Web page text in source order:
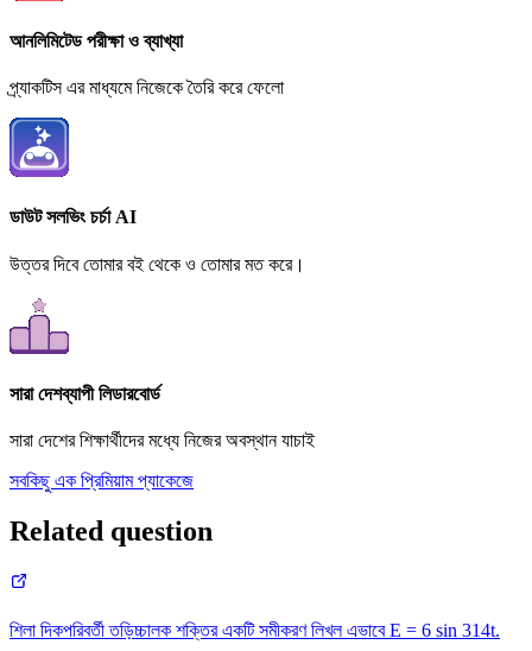
আনলিমিটেড পরীক্ষা ও ব্যাখ্যা
প্র্যাকটিস এর মাধ্যমে নিজেকে তৈরি করে ফেলো
ডাউট সলভিং চর্চা AI
উত্তর দিবে তোমার বই থেকে ও তোমার মত করে।
সারা দেশব্যাপী লিডারবোর্ড
সারা দেশের শিক্ষার্থীদের মধ্যে নিজের অবস্থান যাচাই
সবকিছু এক প্রিমিয়াম প্যাকেজে
Related question
শিলা দিকপরিবর্তী তড়িচ্চালক শক্তির একটি সমীকরণ লিখল এভাবে E = 6 sin 314t.